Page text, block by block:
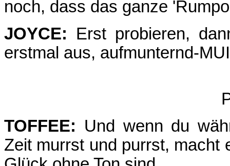
noch, dass das ganze
JOYCE: Erst probieren,
erstmal aus, auf­munternd-
TOFFEE: Und wenn du
Zeit murrst und purrst, macht